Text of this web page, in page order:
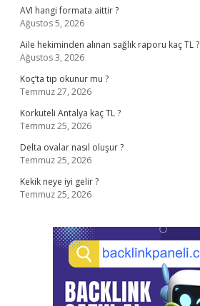
AVI hangi formata aittir ?
Ağustos 5, 2026
Aile hekiminden alınan sağlık raporu kaç TL ?
Ağustos 3, 2026
Koç’ta tıp okunur mu ?
Temmuz 27, 2026
Korkuteli Antalya kaç TL ?
Temmuz 25, 2026
Delta ovalar nasıl oluşur ?
Temmuz 25, 2026
Kekik neye iyi gelir ?
Temmuz 25, 2026